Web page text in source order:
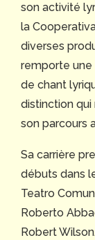
son activité
la
diverses
remporte une
de chant
distinction
son parcours
Sa carrière
débuts dans
Teatro
Roberto
Robert